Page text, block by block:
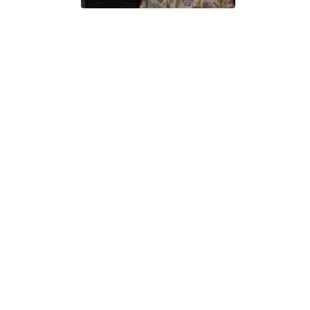
C.ベヒシュタイン コンサート